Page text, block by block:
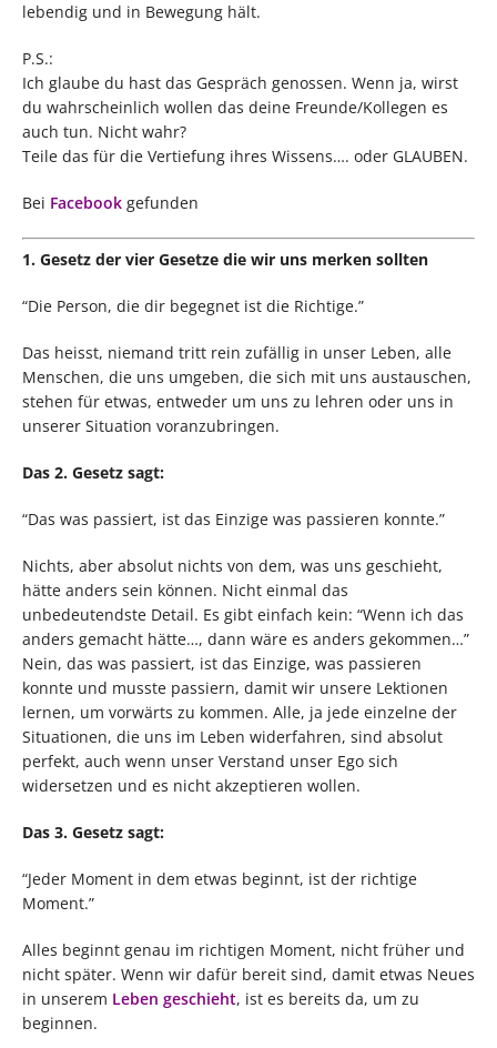
lebendig und in Bewegung hält.
P.S.:
Ich glaube du hast das Gespräch genossen. Wenn ja, wirst
du wahrscheinlich wollen das deine Freunde/Kollegen es
auch tun. Nicht wahr?
Teile das für die Vertiefung ihres Wissens…. oder GLAUBEN.
Bei Facebook gefunden
1. Gesetz der vier Gesetze die wir uns merken sollten
“Die Person, die dir begegnet ist die Richtige.”
Das heisst, niemand tritt rein zufällig in unser Leben, alle
Menschen, die uns umgeben, die sich mit uns austauschen,
stehen für etwas, entweder um uns zu lehren oder uns in
unserer Situation voranzubringen.
Das 2. Gesetz sagt:
“Das was passiert, ist das Einzige was passieren konnte.”
Nichts, aber absolut nichts von dem, was uns geschieht,
hätte anders sein können. Nicht einmal das
unbedeutendste Detail. Es gibt einfach kein: “Wenn ich das
anders gemacht hätte…, dann wäre es anders gekommen…”
Nein, das was passiert, ist das Einzige, was passieren
konnte und musste passiern, damit wir unsere Lektionen
lernen, um vorwärts zu kommen. Alle, ja jede einzelne der
Situationen, die uns im Leben widerfahren, sind absolut
perfekt, auch wenn unser Verstand unser Ego sich
widersetzen und es nicht akzeptieren wollen.
Das 3. Gesetz sagt:
“Jeder Moment in dem etwas beginnt, ist der richtige
Moment.”
Alles beginnt genau im richtigen Moment, nicht früher und
nicht später. Wenn wir dafür bereit sind, damit etwas Neues
in unserem Leben geschieht, ist es bereits da, um zu
beginnen.